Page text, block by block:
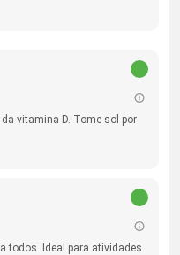
vitamina D. Tome sol por
todos. Ideal para atividades